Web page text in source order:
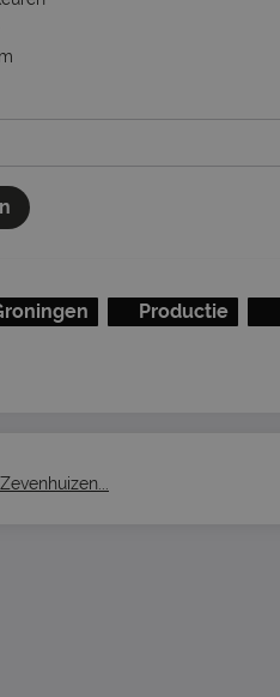
Productie